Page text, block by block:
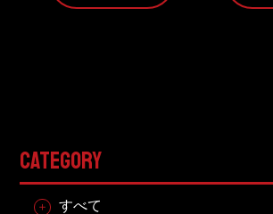
CATEGORY
すべて